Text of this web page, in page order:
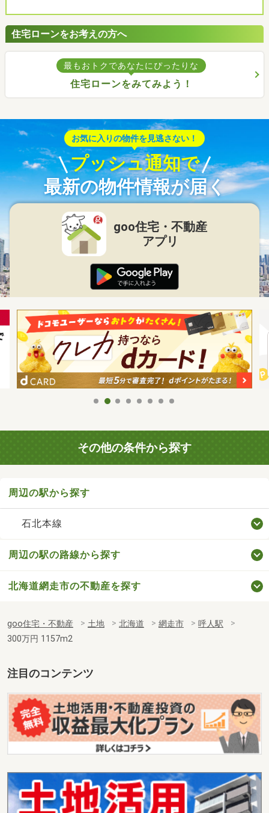
住宅ローンをお考えの方へ
最もおトクであなたにぴったりな
住宅ローンをみてみよう！
お気に入りの物件を見逃さない！
プッシュ通知で
最新の物件情報が届く
goo住宅・不動産
アプリ
その他の条件から探す
周辺の駅から探す
石北本線
周辺の駅の路線から探す
北海道網走市の不動産を探す
goo住宅・不動産 土地 北海道 網走市
呼人駅
300万円 1157m2
注目のコンテンツ